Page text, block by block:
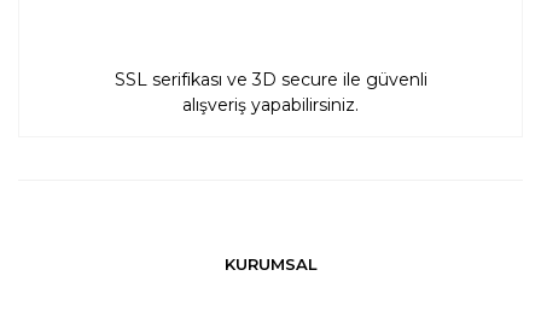
SSL serifikası ve 3D secure ile güvenli
alışveriş yapabilirsiniz.
KURUMSAL